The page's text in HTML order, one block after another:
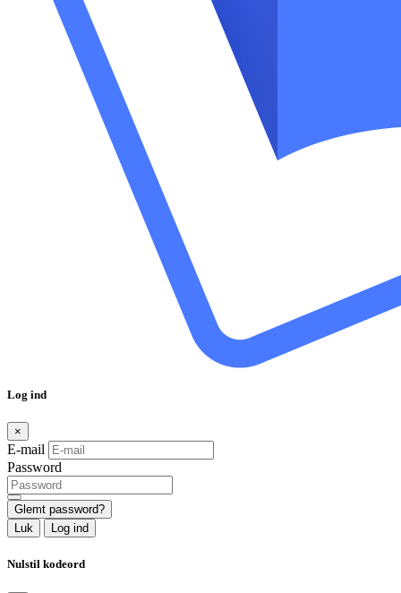
Log ind
×
E-mail
Password
Glemt password?
Luk
Log ind
Nulstil kodeord